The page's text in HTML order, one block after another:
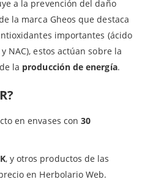
a la prevención del daño
la marca Gheos que destaca
importantes (ácido
NAC), estos actúan sobre la
la producción de energía.
en envases con30
, y otros productos de las
en Herbolario Web.